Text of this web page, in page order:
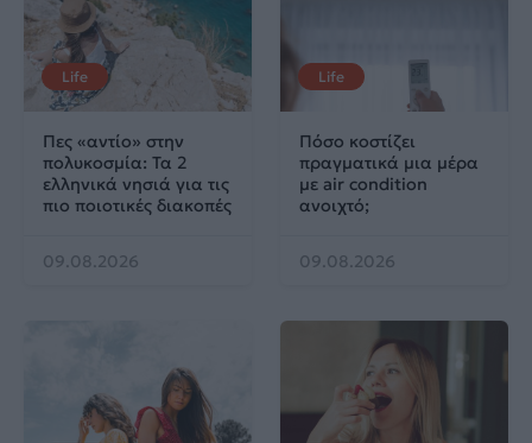
Life
Πες «αντίο» στην
πολυκοσμία: Τα 2
ελληνικά νησιά για τις
πιο ποιοτικές διακοπές
09.08.2026
Life
Πόσο κοστίζει
πραγματικά μια μέρα
με air condition
ανοιχτό;
09.08.2026